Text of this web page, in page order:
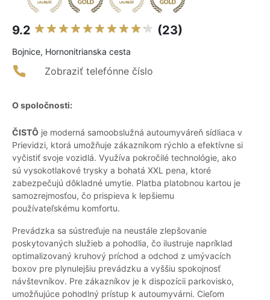
9.2 (23)
Bojnice, Hornonitrianska cesta
Zobraziť telefónne číslo
O spoločnosti:
ČISTÔ je moderná samoobslužná autoumyváreň sídliaca v
Prievidzi, ktorá umožňuje zákazníkom rýchlo a efektívne si
vyčistiť svoje vozidlá. Využíva pokročilé technológie, ako
sú vysokotlakové trysky a bohatá XXL pena, ktoré
zabezpečujú dôkladné umytie. Platba platobnou kartou je
samozrejmosťou, čo prispieva k lepšiemu
používateľskému komfortu.
Prevádzka sa sústreďuje na neustále zlepšovanie
poskytovaných služieb a pohodlia, čo ilustruje napríklad
optimalizovaný kruhový príchod a odchod z umývacích
boxov pre plynulejšiu prevádzku a vyššiu spokojnosť
návštevníkov. Pre zákazníkov je k dispozícii parkovisko,
umožňujúce pohodlný prístup k autoumyvárni. Cieľom